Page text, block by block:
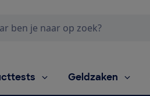
Geldzaken